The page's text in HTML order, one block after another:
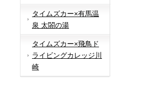
タイムズカー×有馬温
泉 太閤の湯
タイムズカー×飛鳥ド
ライビングカレッジ川
崎